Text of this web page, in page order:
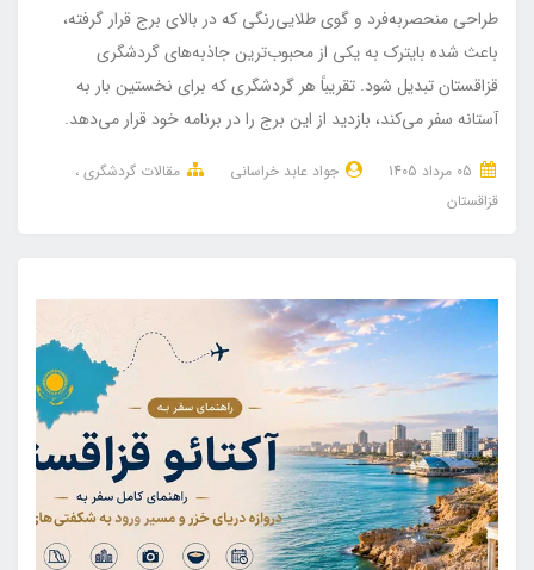
طراحی منحصربه‌فرد و گوی طلایی‌رنگی که در بالای برج قرار گرفته،
باعث شده بایترک به یکی از محبوب‌ترین جاذبه‌های گردشگری
قزاقستان تبدیل شود. تقریباً هر گردشگری که برای نخستین بار به
آستانه سفر می‌کند، بازدید از این برج را در برنامه خود قرار می‌دهد.
جواد عابد خراسانی
مقالات گردشگری
قزاقستان